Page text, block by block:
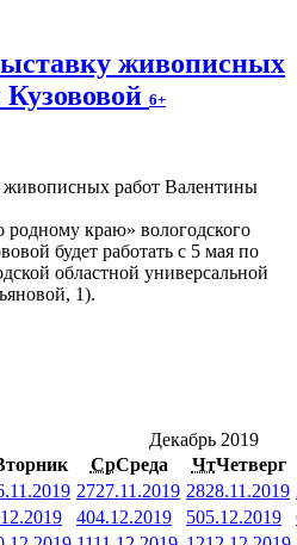
живописных
6+
родному краю» вологодского
будет работать с 5 мая по
областной универсальной
1).
Декабрь 2019
СрСреда ЧтЧетверг
2727.11.2019 2828.11.2019
404.12.2019 505.12.2019